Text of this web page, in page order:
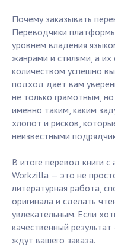
Почему заказывать
Переводчики
уровнем владения
жанрами и стилями, а
количеством успешно
подход дает вам
не только грамотным,
именно таким, каким
хлопот и рисков,
неизвестными
В итоге перевод книги с
Workzilla — это не
литературная работа,
оригинала и сделать
увлекательным. Если
качественный
ждут вашего заказа.